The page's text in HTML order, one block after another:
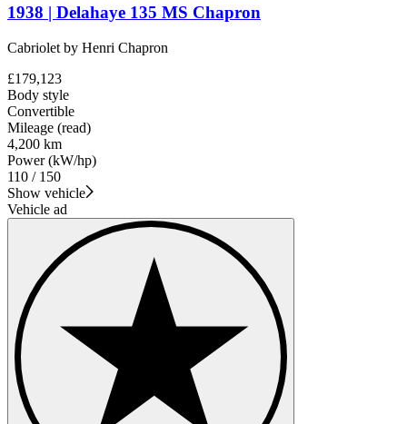
1938 | Delahaye 135 MS Chapron
Cabriolet by Henri Chapron
£179,123
Body style
Convertible
Mileage (read)
4,200 km
Power (kW/hp)
110 / 150
Show vehicle
Vehicle ad